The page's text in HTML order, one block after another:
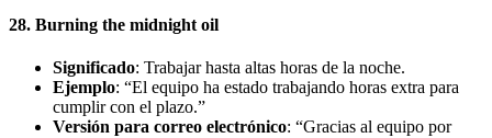
28. Burning the midnight oil
Significado: Trabajar hasta altas horas de la noche.
Ejemplo: “El equipo ha estado trabajando horas extra para
cumplir con el plazo.”
Versión para correo electrónico: “Gracias al equipo por